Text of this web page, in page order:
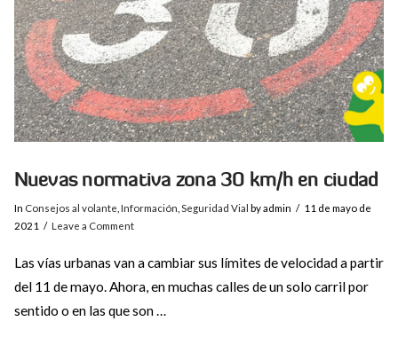
Nuevas normativa zona 30 km/h en ciudad
In Consejos al volante Información Seguridad Vial by admin
11 de mayo de
2021
Leave a Comment
Las vías urbanas van a cambiar sus límites de velocidad a partir
del 11 de mayo. Ahora, en muchas calles de un solo carril por
sentido o en las que son …